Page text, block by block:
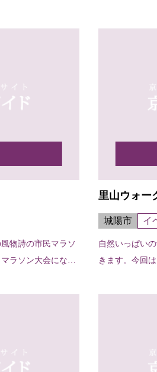
物詩の市民マラソ
ラソン大会になり
里山ウォー
城陽市 イ
自然いっぱい
きます。今回